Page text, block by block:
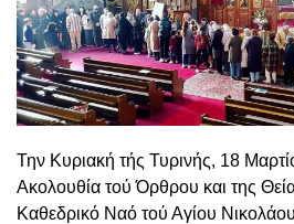
Την Κυριακή τής Τυρινής, 18
Ακολουθία τού Όρθρου και της
Καθεδρικό Ναό τού Αγίου